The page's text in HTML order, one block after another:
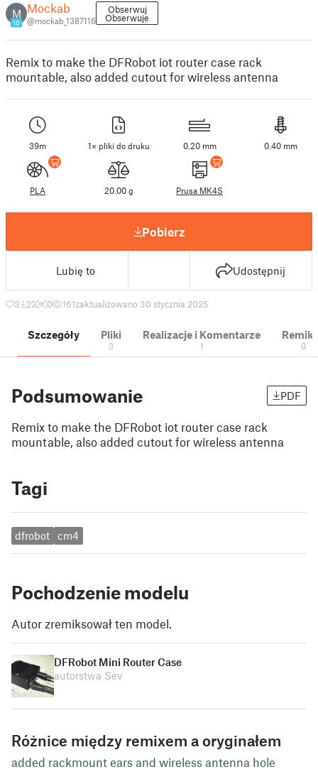
M
10
Mockab
@mockab_1387116
Obserwuj
Obserwuje
Remix to make the DFRobot iot router case rack
mountable, also added cutout for wireless antenna
39m 1× pliki do druku 0.20 mm 0.40 mm
PLA 20.00 g Prusa MK4S
Pobierz
Lubię to Udostępnij
3 23 0 161zaktualizowano 30 stycznia 2025
Szczegóły Pliki
3
Realizacje i Komentarze
1 0
Podsumowanie PDF
Remix to make the DFRobot iot router case rack
mountable, also added cutout for wireless antenna
Tagi
dfrobot cm4
Pochodzenie modelu
Autor zremiksował ten model.
DFRobot Mini Router Case
autorstwa Sev
Różnice między remixem a oryginałem
added rackmount ears and wireless antenna hole